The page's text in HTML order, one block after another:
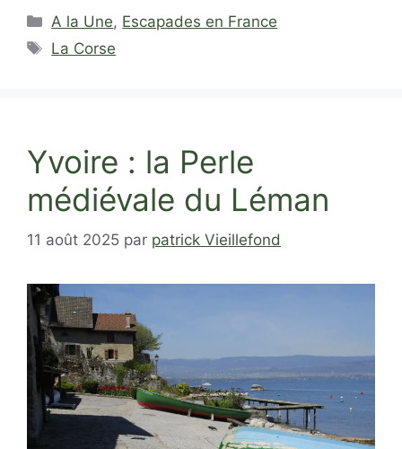
Catégories
A la Une, Escapades en France
Étiquettes
La Corse
Yvoire : la Perle
médiévale du Léman
11 août 2025 par patrick Vieillefond